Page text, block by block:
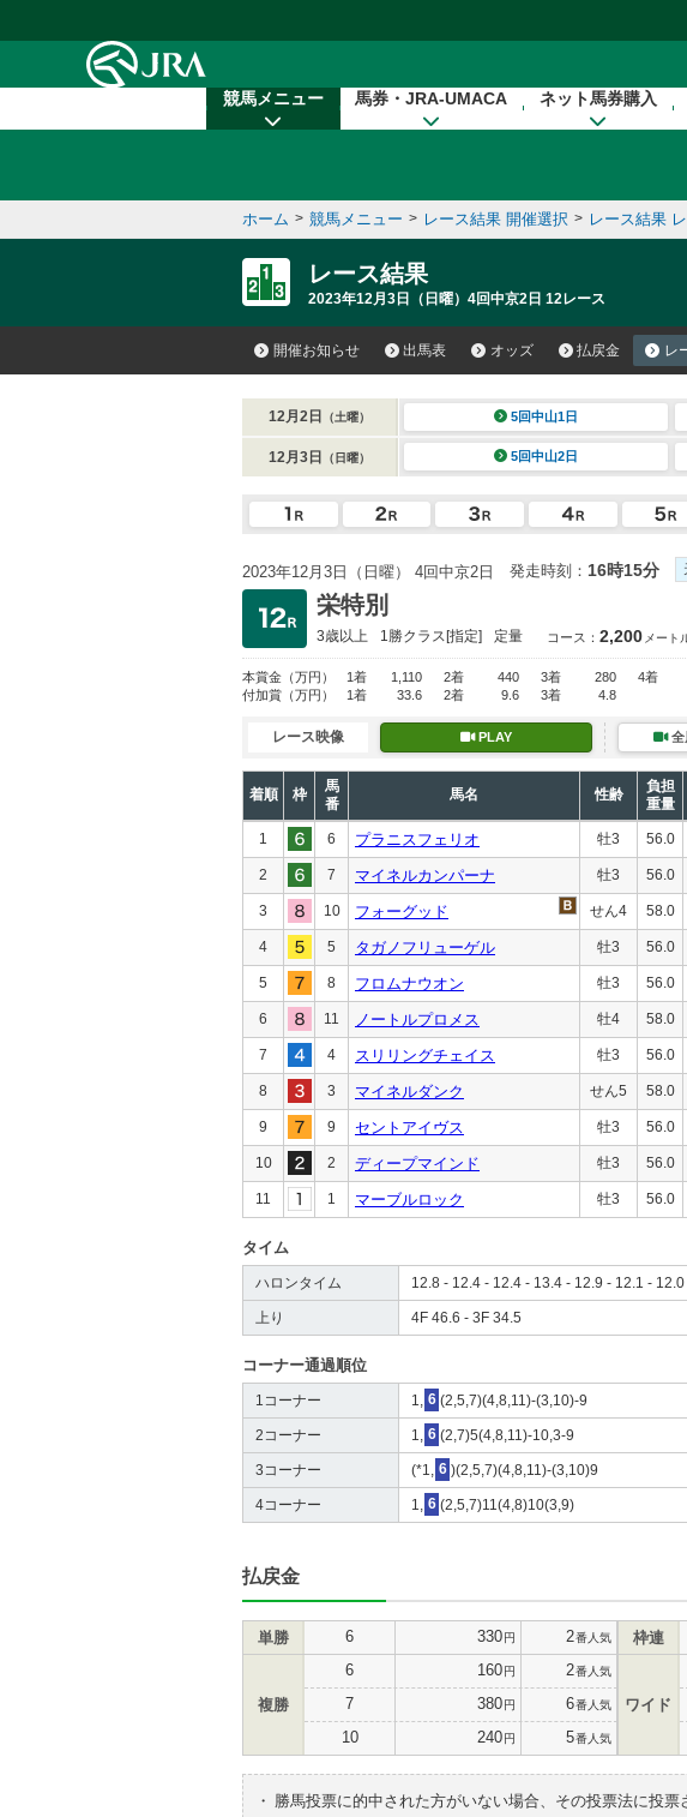
競馬メニュー 馬券・JRA-UMACA ネット馬券購入
ホーム > 競馬メニュー > レース結果 開催選択 > レース結果
レース結果
2023年12月3日（日曜）4回中京2日 12レース
開催お知らせ 出馬表 オッズ 払戻金 レ
12月2日 （土曜） 5回中山1日
12月3日 （日曜） 5回中山2日
2023年12月3日（日曜） 4回中京2日 発走時刻： 16時15分
栄特別
3歳以上 1勝クラス[指定] 定量 コース： 2,200 メート
本賞金 （万円） 1着 1,110 2着 440 3着 280 4着
付加賞 （万円） 1着 33.6 2着 9.6 3着 4.8
レース映像 PLAY 全
着順 枠
馬
番
馬名 性齢
負担
重量
1 6 プラニスフェリオ 牡3 56.0
2 7 マイネルカンパーナ 牡3 56.0
3 10 フォーグッド せん4 58.0
4 5 タガノフリューゲル 牡3 56.0
5 8 フロムナウオン 牡3 56.0
6 11 ノートルプロメス 牡4 58.0
7 4 スリリングチェイス 牡3 56.0
8 3 マイネルダンク せん5 58.0
9 9 セントアイヴス 牡3 56.0
10 2 ディープマインド 牡3 56.0
11 1 マーブルロック 牡3 56.0
タイム
ハロンタイム 12.8 - 12.4 - 12.4 - 13.4 - 12.9 - 12.1 -
上り 4F 46.6 - 3F 34.5
コーナー通過順位
1コーナー 1, 6 (2,5,7)(4,8,11)-(3,10)-9
2コーナー 1, 6 (2,7)5(4,8,11)-10,3-9
3コーナー (*1, 6 )(2,5,7)(4,8,11)-(3,10)9
4コーナー 1, 6 (2,5,7)11(4,8)10(3,9)
払戻金
単勝 6 330円 2番人気
複勝
6 160円 2番人気
7 380円 6番人気
10 240円 5番人気
枠連
ワイド
・ 勝馬投票に的中された方がいない場合、その投票法に投票